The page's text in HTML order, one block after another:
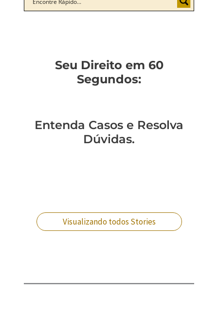
Seu Direito em 60
Segundos:
Entenda Casos e Resolva
Dúvidas.
Visualizando todos Stories